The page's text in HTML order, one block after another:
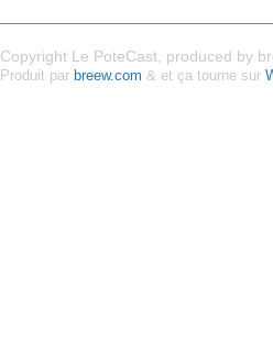
Copyright Le PoteCast, produced by
Produit par breew.com & et ça tourne sur